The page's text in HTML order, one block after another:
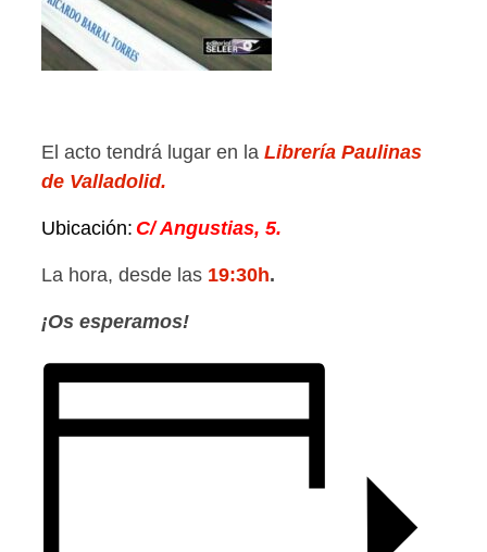
El acto tendrá lugar en la Librería Paulinas
de Valladolid.
Ubicación: C/ Angustias, 5.
La hora, desde las 19:30h.
¡Os esperamos!